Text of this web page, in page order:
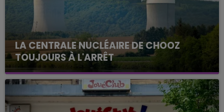
LA CENTRALE NUCLÉAIRE DE CHOOZ
TOUJOURS À L'ARRÊT
Cela fait déjà une semaine que la centrale
nucléaire ardennaise est à l'arrêt. Une situation
justifiée par la sécheresse intense qui est toujours
présente.